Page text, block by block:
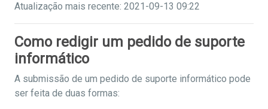
Atualização mais recente: 2021-09-13 09:22
Como redigir um pedido de suporte
informático
A submissão de um pedido de suporte informático pode
ser feita de duas formas: